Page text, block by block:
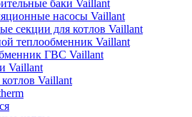
баки Vaillant
насосы Vaillant
секции для котлов Vaillant
теплообменник Vaillant
ГВС Vaillant
Vaillant
Vaillant